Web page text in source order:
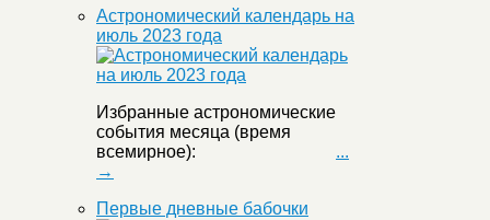
Астрономический календарь на
июль 2023 года
Избранные астрономические
события месяца (время
всемирное): ...
→
Первые дневные бабочки